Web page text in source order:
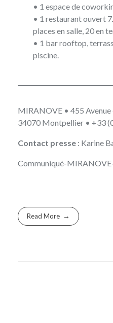
• 1 espace de
• 1 restaurant ouvert
places en salle, 20 en
• 1 bar rooftop,
piscine.
MIRANOVE • 455
34070 Montpellier • +33
Contact presse : Karine
Communiqué-
Read More